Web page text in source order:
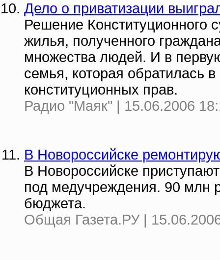
Дело о приватизации
Решение Конституционного
жилья, полученного
множества людей. И в
семья, которая обратилась
конституционных прав.
Радио "Маяк" | 15.06.2006
В Новороссийске
В Новороссийске
под медучреждения. 90 млн
бюджета.
Общая Газета.РУ |